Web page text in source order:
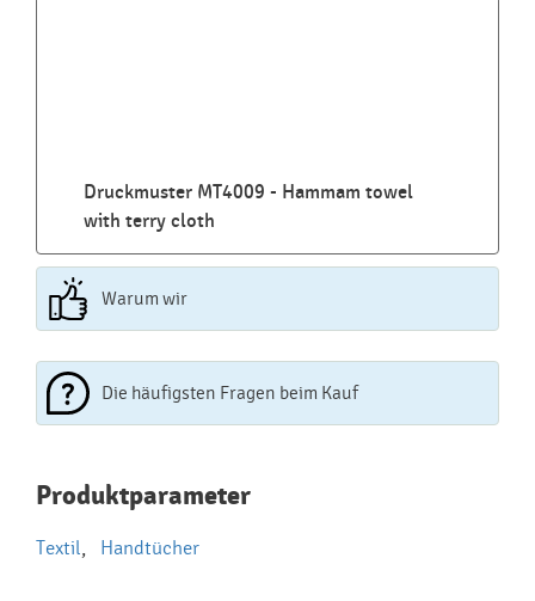
Druckmuster MT4009 - Hammam towel
with terry cloth
Warum wir
Die häufigsten Fragen beim Kauf
Najčastejšie otázky pri nákupe
reklamných predmetov
Ako realizujete potlač na reklamné premedy?
Produktparameter
Textil, Handtücher